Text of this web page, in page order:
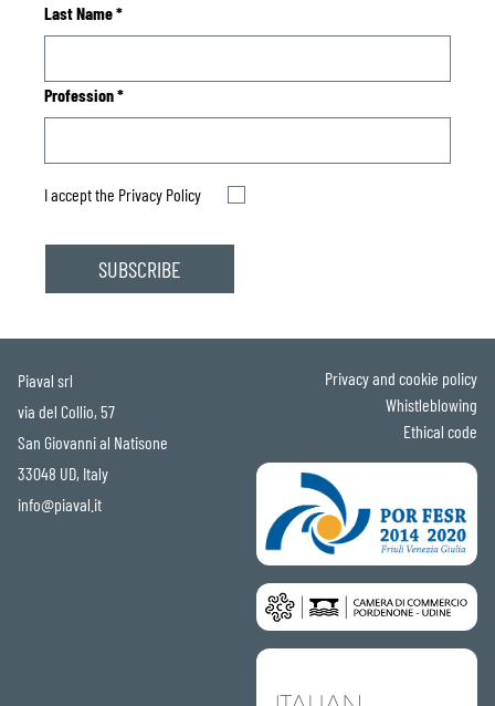
Last Name*
Profession*
I accept the Privacy Policy
Piaval srl
via del Collio, 57
San Giovanni al Natisone
33048 UD, Italy
info@piaval.it
Privacy and cookie policy
Whistleblowing
Ethical code